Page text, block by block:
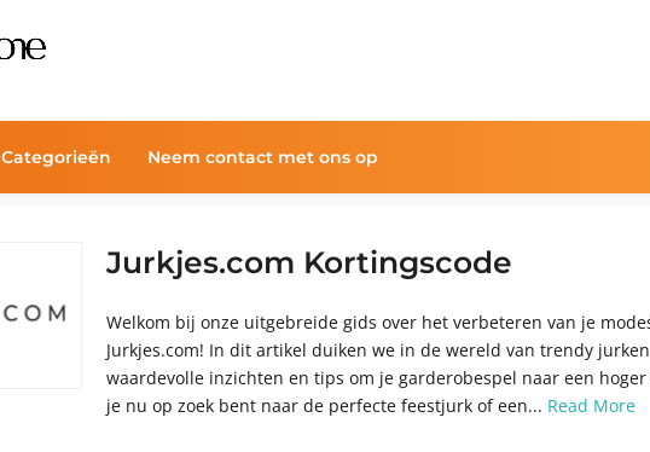
Categorieën Neem contact met ons op
Jurkjes.com Kortingscode
Welkom bij onze uitgebreide gids over het verbeteren van je
Jurkjes.com! In dit artikel duiken we in de wereld van trendy
waardevolle inzichten en tips om je garderobespel naar een
je nu op zoek bent naar de perfecte feestjurk of een... Read More